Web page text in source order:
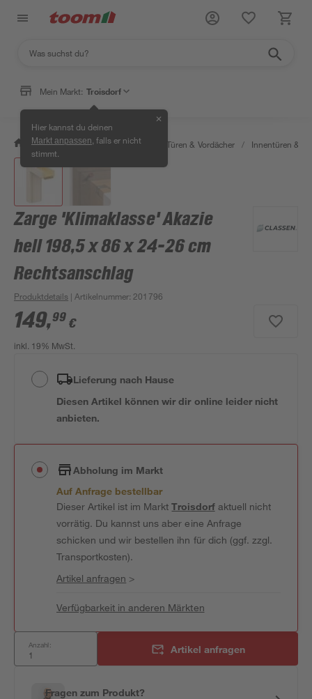
Mein Markt: Troisdorf
Hier kannst du deinen
Markt anpassen , falls er nicht
stimmt.
✕
/ Bauen & Renovieren / Fenster, Türen & Vordächer / Innentüren &
Zarge 'Klimaklasse' Akazie
hell 198,5 x 86 x 24-26 cm
Rechtsanschlag
Produktdetails | Artikelnummer: 201796
149,99 €
inkl. 19% MwSt.
Lieferung nach Hause
Diesen Artikel können wir dir online leider nicht
anbieten.
Abholung im Markt
Auf Anfrage bestellbar
Dieser Artikel ist im MarktTroisdorfaktuell nicht
vorrätig. Du kannst uns aber eine Anfrage
schicken und wir bestellen ihn für dich (ggf. zzgl.
Transportkosten).
Artikel anfragen >
Verfügbarkeit in anderen Märkten
Anzahl: Artikel anfragen
Fragen zum Produkt?